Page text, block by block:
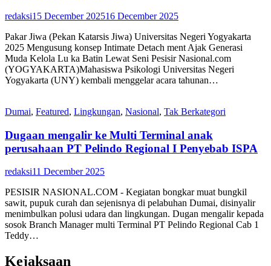
redaksi15 December 202516 December 2025
Pakar Jiwa (Pekan Katarsis Jiwa) Universitas Negeri Yogyakarta
2025 Mengusung konsep Intimate Detach ment Ajak Generasi
Muda Kelola Lu ka Batin Lewat Seni Pesisir Nasional.com
(YOGYAKARTA)Mahasiswa Psikologi Universitas Negeri
Yogyakarta (UNY) kembali menggelar acara tahunan…
Dumai, Featured, Lingkungan, Nasional, Tak Berkategori
Dugaan mengalir ke Multi Terminal anak
perusahaan PT Pelindo Regional I Penyebab ISPA
redaksi11 December 2025
PESISIR NASIONAL.COM - Kegiatan bongkar muat bungkil
sawit, pupuk curah dan sejenisnya di pelabuhan Dumai, disinyalir
menimbulkan polusi udara dan lingkungan. Dugan mengalir kepada
sosok Branch Manager multi Terminal PT Pelindo Regional Cab 1
Teddy…
Kejaksaan